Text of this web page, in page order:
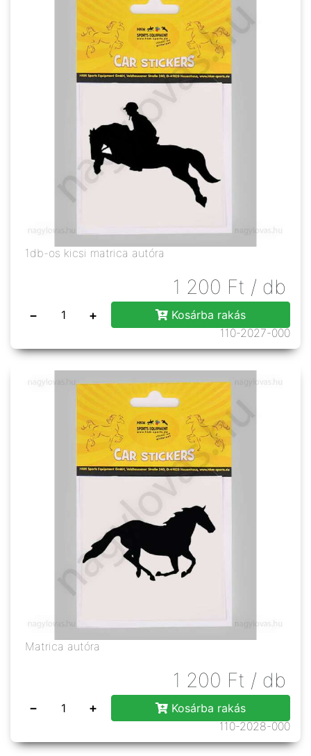
1db-os kicsi matrica autóra
1 200 Ft / db
− +
Kosárba rakás
110-2027-000
Matrica autóra
1 200 Ft / db
− +
Kosárba rakás
110-2028-000